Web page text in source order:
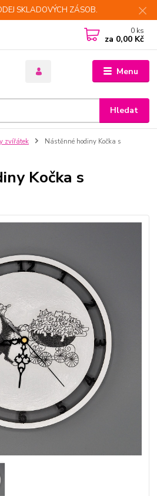
SKLADOVÝCH ZÁSOB.
Menu
Hledat
0 ks
za 0,00 Kč
zvířátek
Nástěnné hodiny Kočka s
Kočka s